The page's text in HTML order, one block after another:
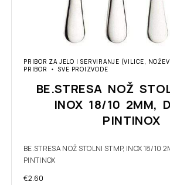
PRIBOR ZA JELO I SERVIRANJE (VILICE,
PRIBOR
SVE PROIZVODE
BE.STRESA NOŽ
INOX 18/10 2MM,
PINTINOX
BE.STRESA NOŽ STOLNI STMP, INOX 18/10
PINTINOX
€2.60